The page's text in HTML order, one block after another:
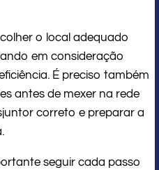
o local adequado
em consideração
É preciso também
antes de mexer na rede
correto e preparar a
seguir cada passo